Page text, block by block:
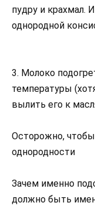
пудру и крахмал.
однородной
3. Молоко
температуры
вылить его к
Осторожно,
однородности
Зачем именно
должно быть